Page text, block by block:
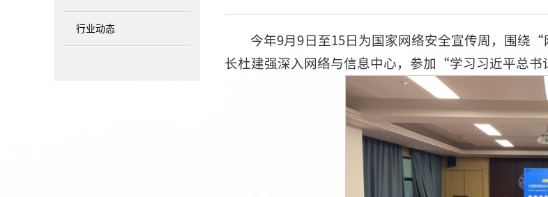
行业动态
今年9月9日至15日为国家网络安全宣传周，围绕
长杜建强深入网络与信息中心，参加“学习习近平总书